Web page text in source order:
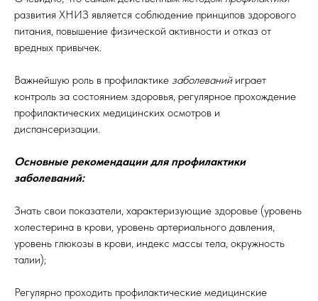
развития ХНИЗ является соблюдение принципов здорового
питания, повышение физической активности и отказ от
вредных привычек.
Важнейшую роль в профилактике заболеванийиграет
контроль за состоянием здоровья, регулярное прохождение
профилактических медицинских осмотров и
диспансеризации.
Основные рекомендации для профилактики
заболеваний:
Знать свои показатели, характеризующие здоровье (уровень
холестерина в крови, уровень артериального давления,
уровень глюкозы в крови, индекс массы тела, окружность
талии);
Регулярно проходить профилактические медицинские